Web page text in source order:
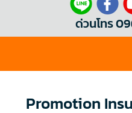
ด่วนโทร
Promotion